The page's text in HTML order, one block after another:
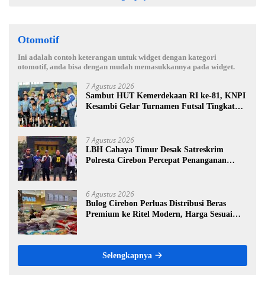
Otomotif
Ini adalah contoh keterangan untuk widget dengan kategori
otomotif, anda bisa dengan mudah memasukkannya pada widget.
7 Agustus 2026
Sambut HUT Kemerdekaan RI ke-81, KNPI
Kesambi Gelar Turnamen Futsal Tingkat
7 Agustus 2026
LBH Cahaya Timur Desak Satreskrim
Polresta Cirebon Percepat Penanganan
6 Agustus 2026
Bulog Cirebon Perluas Distribusi Beras
Premium ke Ritel Modern, Harga Sesuai
Selengkapnya